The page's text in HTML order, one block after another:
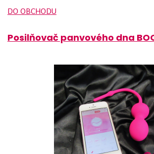
DO OBCHODU
Posilňovač panvového dna